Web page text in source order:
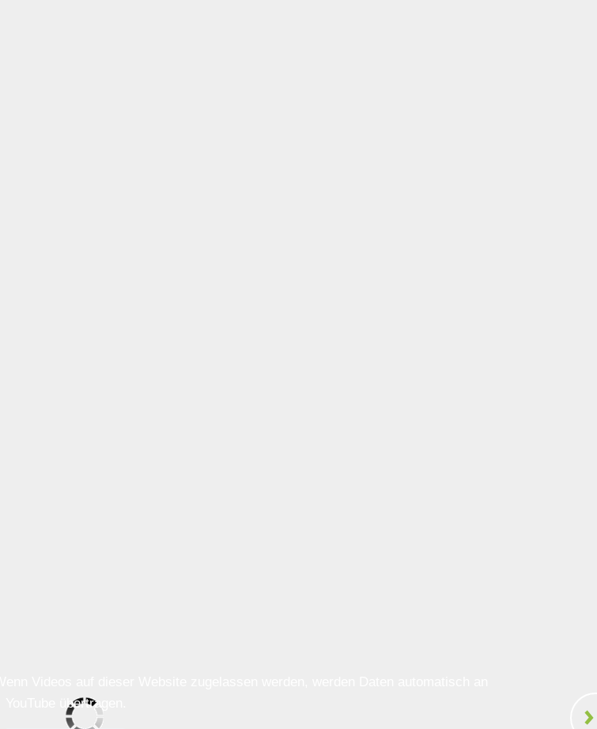
YouTube übertragen.